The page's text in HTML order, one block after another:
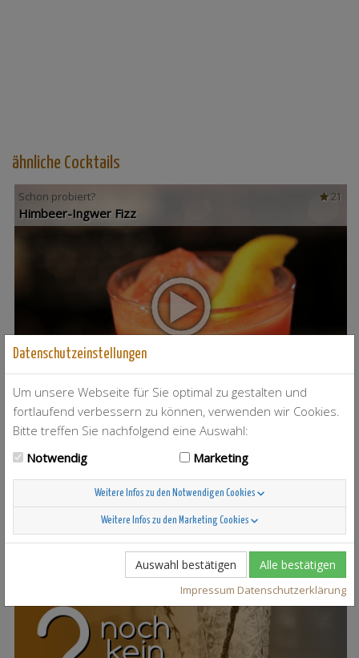
ähnliche Cocktails
21
Schon probiert?
Himbeer-Ingwer Fizz
37
Scandinavian Sunshine
Datenschutzeinstellungen
Um unsere Webseite für Sie optimal zu gestalten und
fortlaufend verbessern zu können, verwenden wir Cookies.
Bitte treffen Sie nachfolgend eine Auswahl:
Notwendig
Marketing
Weitere Infos zu den Notwendigen Cookies
Weitere Infos zu den Marketing Cookies
Auswahl bestätigen Alle bestätigen
Impressum Datenschutzerklärung